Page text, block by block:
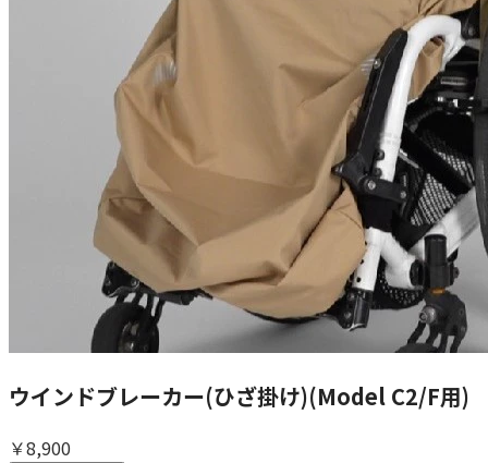
ウインドブレーカー(ひざ掛け)(Model C2/F用)
￥8,900